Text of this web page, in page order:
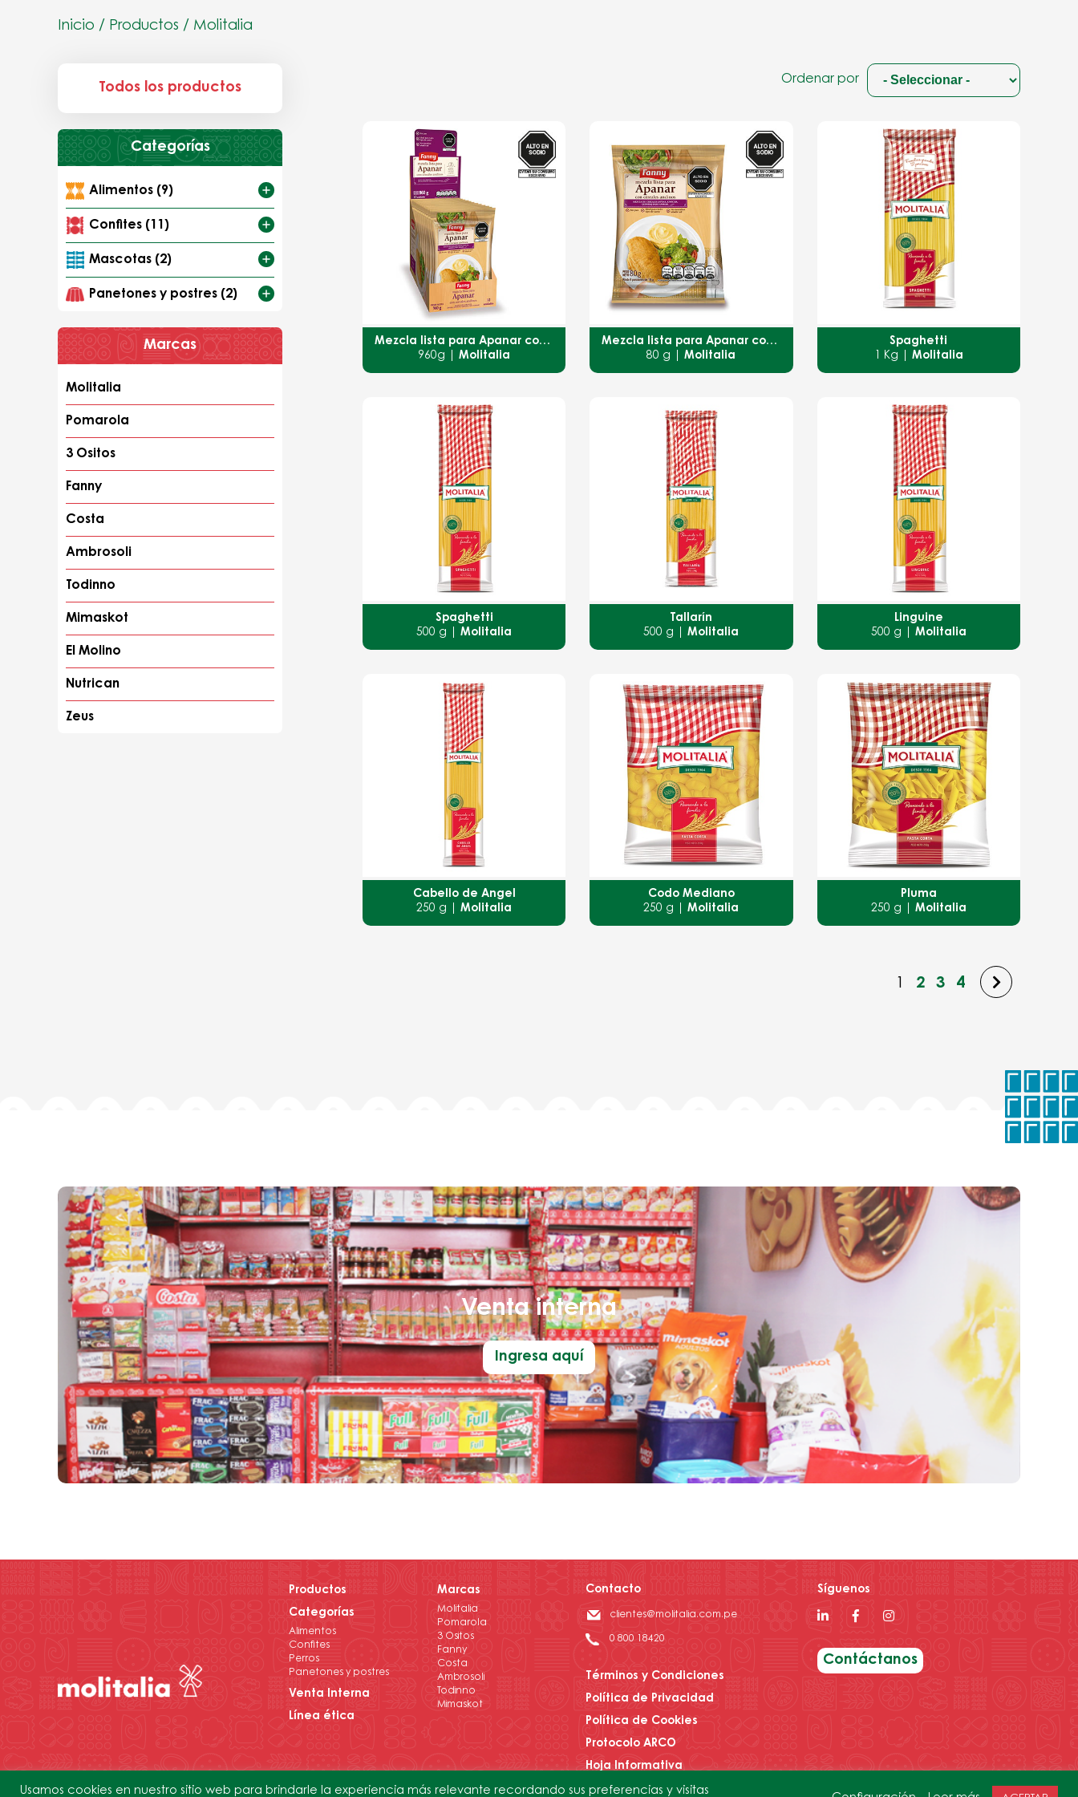
Inicio / Productos / Molitalia
Todos los productos
Categorías
Alimentos (9)
Confites (11)
Mascotas (2)
Panetones y postres (2)
Marcas
Molitalia
Pomarola
3 Ositos
Fanny
Costa
Ambrosoli
Todinno
Mimaskot
El Molino
Nutrican
Zeus
Ordenar por
Mezcla lista para Apanar con cereales andinos
960g |Molitalia
Mezcla lista para Apanar con cereales andinos
80 g |Molitalia
Spaghetti
1 Kg | Molitalia
Spaghetti
500 g |Molitalia
Tallarín
500 g |Molitalia
Linguine
500 g | Molitalia
Cabello de Ángel
250 g |Molitalia
Codo Mediano
250 g |Molitalia
Pluma
250 g | Molitalia
1 2 3 4
Venta interna
Ingresa aquí
Productos
Categorías
Alimentos
Confites
Perros
Panetones y postres
Venta Interna
Línea ética
Marcas
Molitalia
Pomarola
3 Ositos
Fanny
Costa
Ambrosoli
Todinno
Mimaskot
Contacto
clientes@molitalia.com.pe
0 800 18420
Términos y Condiciones
Política de Privacidad
Política de Cookies
Protocolo ARCO
Hoja Informativa
Síguenos
Contáctanos
Usamos cookies en nuestro sitio web para brindarle la experiencia más relevante recordando sus preferencias y visitas